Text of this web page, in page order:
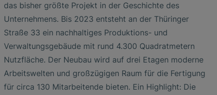
das bisher größte Projekt in der Geschichte des
Unternehmens. Bis 2023 entsteht an der Thüringer
Straße 33 ein nachhaltiges Produktions- und
Verwaltungsgebäude mit rund 4.300 Quadratmetern
Nutzfläche. Der Neubau wird auf drei Etagen moderne
Arbeitswelten und großzügigen Raum für die Fertigung
für circa 130 Mitarbeitende bieten. Ein Highlight: Die